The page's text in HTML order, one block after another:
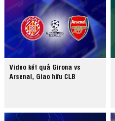
Video kết quả Girona vs
Arsenal, Giao hữu CLB